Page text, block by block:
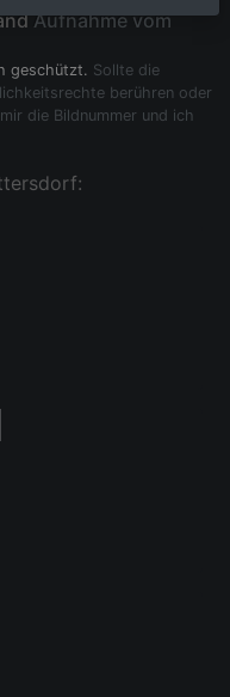
Aufnahme vom
geschützt. Sollte die
berühren oder
die Bildnummer und ich